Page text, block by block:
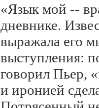
«Язык мой --
дневнике.
выражала его
выступления:
говорил Пьер,
и иронией